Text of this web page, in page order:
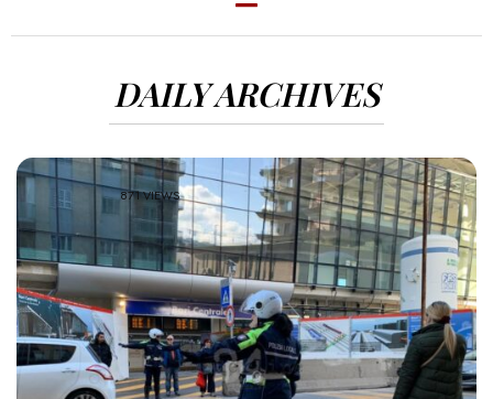
DAILY ARCHIVES
871 VIEWS